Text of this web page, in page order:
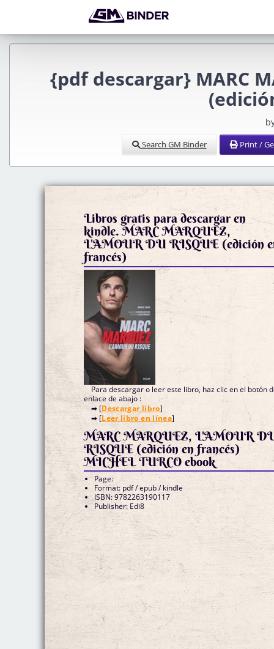
{pdf descargar} MARC
Search GM Binder Print /
Libros gratis para descargar en
kindle. MARC MARQUEZ,
L'AMOUR DU RISQUE (edición en
francés)
Para descargar o leer este libro, haz clic en el botón
enlace de abajo :
➡ [Descargar libro]
➡ [Leer libro en línea]
MARC MARQUEZ, L'AMOUR
RISQUE (edición en francés)
MICHEL TURCO ebook
Page:
Format: pdf / epub / kindle
ISBN: 9782263190117
Publisher: Edi8